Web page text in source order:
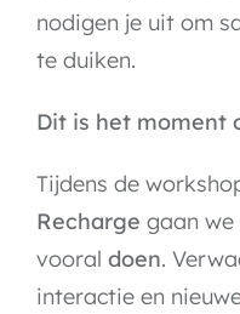
nodigen je uit om
te duiken.
Dit is het moment
Tijdens de
Recharge gaan
vooral doen.
interactie en